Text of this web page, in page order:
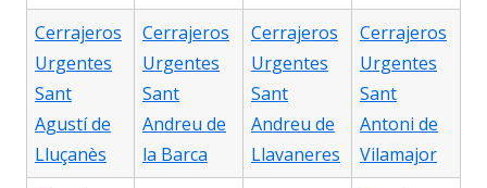
Cerrajeros
Urgentes
Sant
Agustí de
Lluçanès
Cerrajeros
Urgentes
Sant
Andreu de
la Barca
Cerrajeros
Urgentes
Sant
Andreu de
Llavaneres
Cerrajeros
Urgentes
Sant
Antoni de
Vilamajor